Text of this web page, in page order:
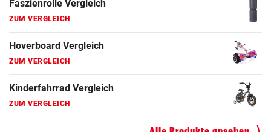
Faszienrolle Vergleich
ZUM VERGLEICH
Hoverboard Vergleich
ZUM VERGLEICH
Kinderfahrrad Vergleich
ZUM VERGLEICH